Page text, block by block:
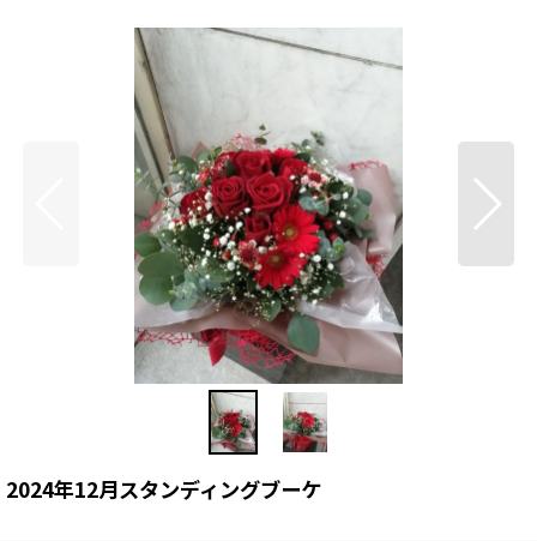
2024年12月スタンディングブーケ